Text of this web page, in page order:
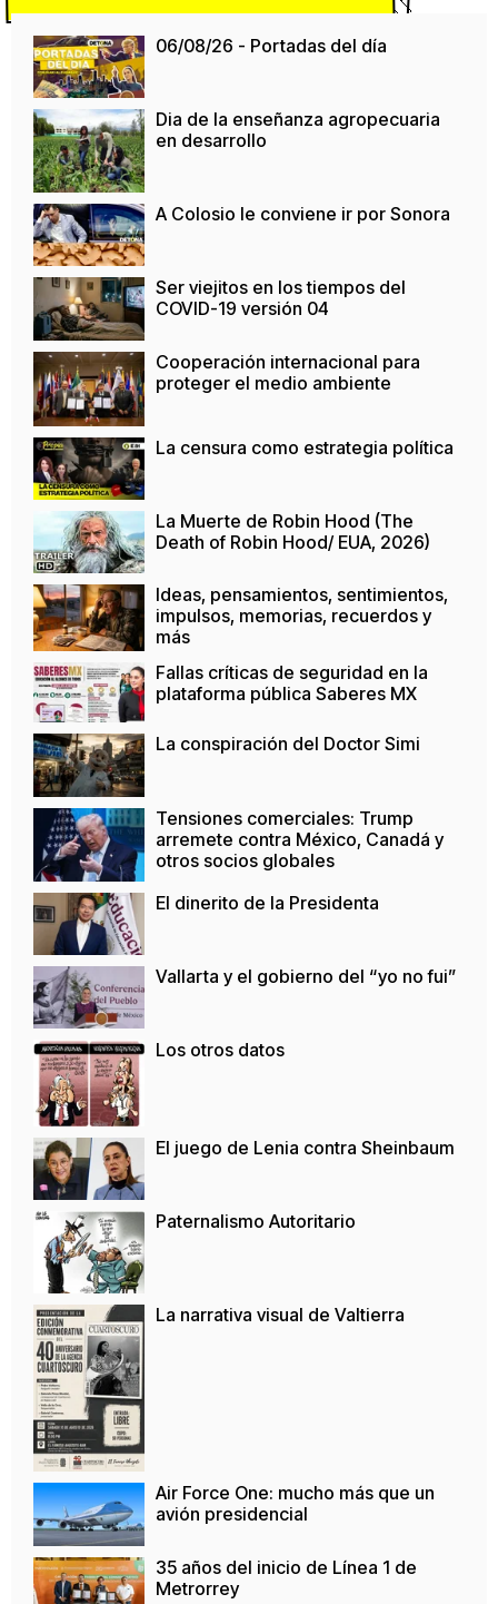
06/08/26 - Portadas del día
Dia de la enseñanza agropecuaria
en desarrollo
A Colosio le conviene ir por Sonora
Ser viejitos en los tiempos del
COVID-19 versión 04
Cooperación internacional para
proteger el medio ambiente
La censura como estrategia política
La Muerte de Robin Hood (The
Death of Robin Hood/ EUA, 2026)
Ideas, pensamientos, sentimientos,
impulsos, memorias, recuerdos y
más
Fallas críticas de seguridad en la
plataforma pública Saberes MX
La conspiración del Doctor Simi
Tensiones comerciales: Trump
arremete contra México, Canadá y
otros socios globales
El dinerito de la Presidenta
Vallarta y el gobierno del “yo no fui”
Los otros datos
El juego de Lenia contra Sheinbaum
Paternalismo Autoritario
La narrativa visual de Valtierra
Air Force One: mucho más que un
avión presidencial
35 años del inicio de Línea 1 de
Metrorrey